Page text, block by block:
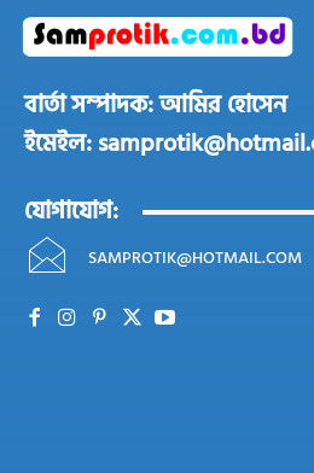
বার্তা সম্পাদক: আমির হোসেন
ইমেইল:
যোগাযোগ:
SAMPROTIK@HOTMAIL.COM